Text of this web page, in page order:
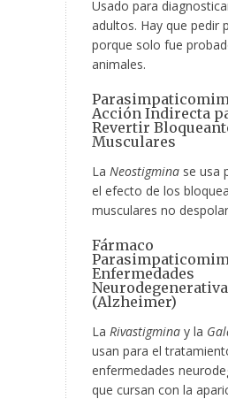
Usado para
adultos. Hay que pedir
porque solo fue
animales.
Acción Indirecta
Revertir
Musculares
La Neostigmina se usa
el efecto de los
musculares no
Fármaco
Enfermedades
(Alzheimer)
La Rivastigmina y la
usan para el
enfermedades
que cursan con la